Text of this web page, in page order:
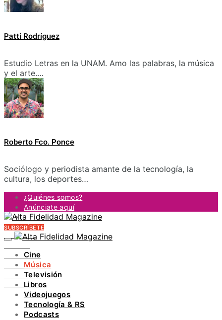
Patti Rodríguez
Estudio Letras en la UNAM. Amo las palabras, la música
y el arte.…
Roberto Fco. Ponce
Sociólogo y periodista amante de la tecnología, la
cultura, los deportes…
¿Quiénes somos?
Anúnciate aquí
Contacto
FACEBOOK
INSTAGRAM
PINTEREST
YOUTUBE
LINKEDIN
SUBSCRÍBETE
Cine
Música
Televisión
Libros
Videojuegos
Tecnología & RS
Podcasts